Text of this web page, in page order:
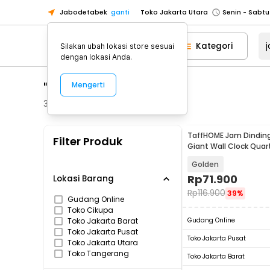
Jabodetabek ganti Toko Jakarta Utara
Toko Tangerang
Toko Cikupa
Pick n Go Jakarta Barat
Senin -
Toko Jakarta Barat
Senin -
Toko Tangerang
Senin - Jumat
Kategori
"jam dinding besar"
363
Filter Produk
Lokasi Barang
Gudang Online
Toko Cikupa
Toko Jakarta Barat
Toko Jakarta Pusat
Toko Jakarta Utara
Toko Tangerang
TaffHOME Jam
Giant Wall Clock
Golden
Rp71.900
Rp116.900 39%
Gudang Online
Toko Jakarta Pusat
Toko Jakarta Barat
Silakan ubah lokasi store sesuai
dengan lokasi Anda.
Mengerti